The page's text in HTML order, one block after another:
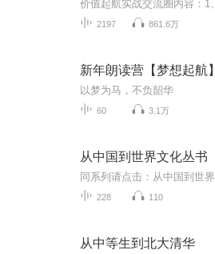
2197 861.6万
新年朗读营【梦想起航】
以梦为马，不负韶华
60 3.1万
从中国到世界文化丛书
228 110
从中等生到北大清华